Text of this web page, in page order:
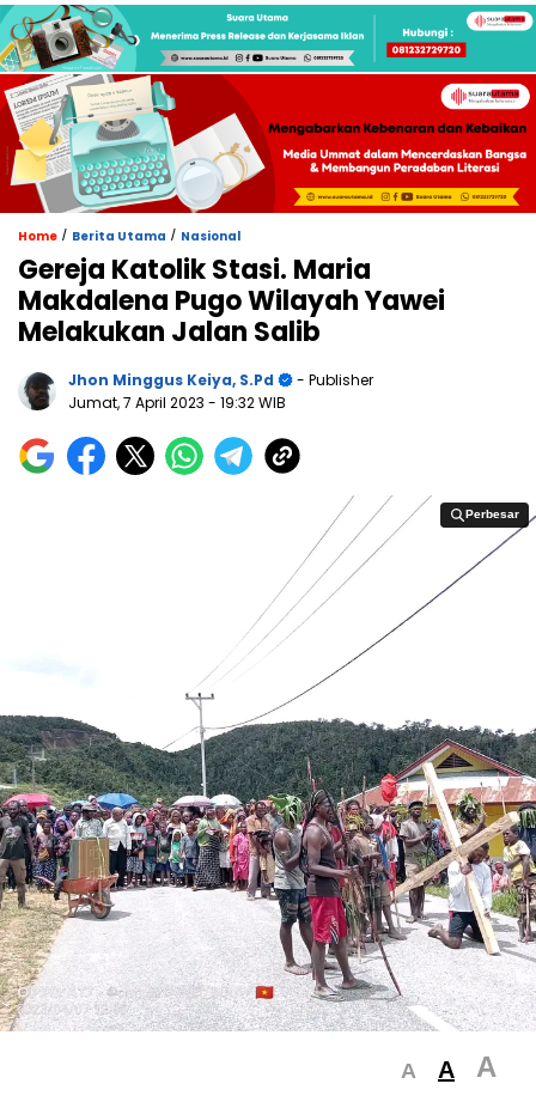
Home / Berita Utama / Nasional
Gereja Katolik Stasi. Maria
Makdalena Pugo Wilayah Yawei
Melakukan Jalan Salib
Jhon Minggus Keiya, S.Pd
- Publisher
Jumat, 7 April 2023 - 19:32 WIB
Perbesar
Perbesar
A A A